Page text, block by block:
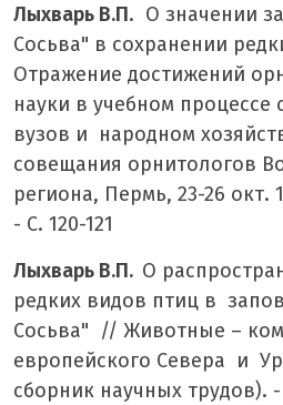
Лыхварь В.П. О значении
Сосьва" в сохранении
Отражение достижений
науки в учебном процессе
вузов и народном
совещания орнитологов
региона, Пермь, 23-26 окт.
- С. 120-121
Лыхварь В.П. О
редких видов птиц в
Сосьва" // Животные –
европейского Севера и
сборник научных трудов).